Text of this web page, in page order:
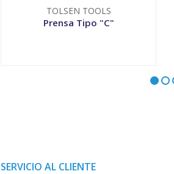
TOLSEN TOOLS
Prensa Tipo "C"
SERVICIO AL CLIENTE